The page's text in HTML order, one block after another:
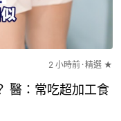
2 小時前 精選 ★
醫：常吃超加工食